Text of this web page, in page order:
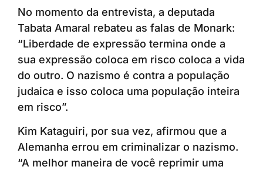
No momento da entrevista, a deputada
Tabata Amaral rebateu as falas de Monark:
“Liberdade de expressão termina onde a
sua expressão coloca em risco coloca a vida
do outro. O nazismo é contra a população
judaica e isso coloca uma população inteira
em risco”.
Kim Kataguiri, por sua vez, afirmou que a
Alemanha errou em criminalizar o nazismo.
“A melhor maneira de você reprimir uma